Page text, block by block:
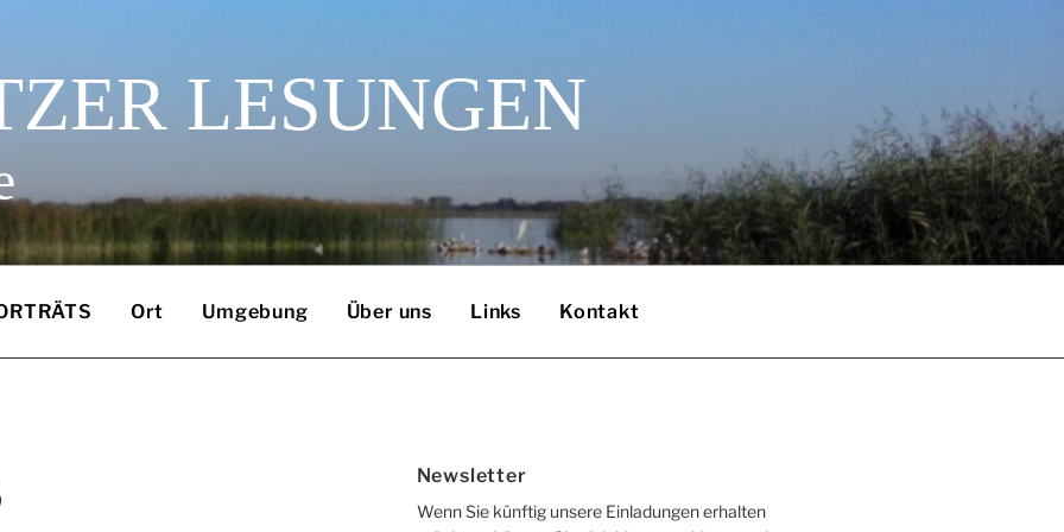
LESUNGEN
Ort Umgebung Über uns Links Kontakt
Newsletter
Wenn Sie künftig unsere Einladungen erhalten